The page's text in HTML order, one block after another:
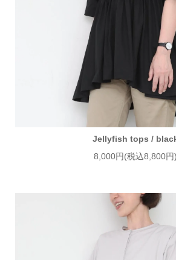
Jellyfish tops /
8,000円(税込8,800円)